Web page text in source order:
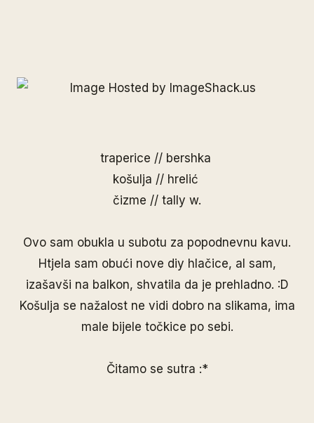
traperice // bershka
košulja // hrelić
čizme // tally w.
Ovo sam obukla u subotu za popodnevnu kavu.
Htjela sam obući nove diy hlačice, al sam,
izašavši na balkon, shvatila da je prehladno. :D
Košulja se nažalost ne vidi dobro na slikama, ima
male bijele točkice po sebi.
Čitamo se sutra :*